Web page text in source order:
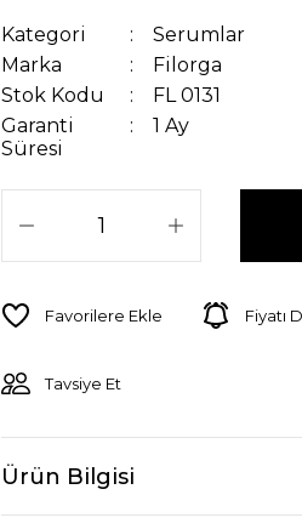
Kategori
Serumlar
Marka
Filorga
Stok Kodu
FL 0131
Garanti
Süresi
1 Ay
Fiyatı
Tavsiye Et
Ürün Bilgisi